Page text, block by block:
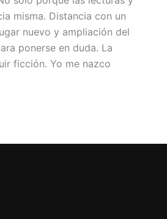
misma. Distancia con un
nuevo y ampliación del
ponerse en duda. La
ficción. Yo me nazco